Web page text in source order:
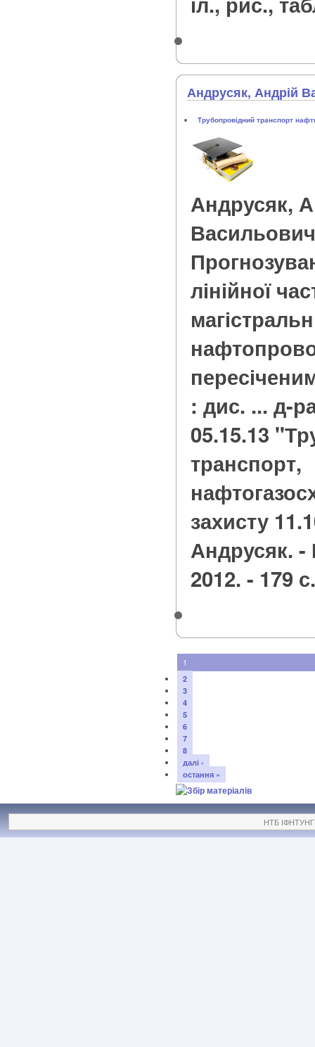
Андрусяк, Андрій
Трубопровідний транспорт
Андрусяк,
Васильович
лінійної
: дис. ... д-
05.15.13
транспорт,
захисту
Андрусяк. -
2012. - 179
1
2
3
4
5
6
7
8
далі ›
остання »
НТБ ІФНТУНГ